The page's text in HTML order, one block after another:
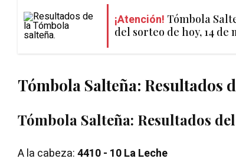
¡Atención! Tómbola
del sorteo de hoy, 14 de
Tómbola Salteña: Resultados
Tómbola Salteña: Resultados del
A la cabeza:4410 - 10 La Leche